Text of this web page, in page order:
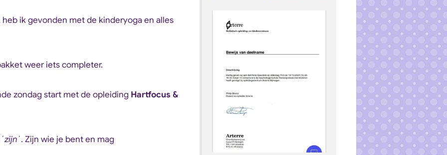
ik gevonden met de kinderyoga en alles
weer iets completer.
zondag start met de opleiding Hartfocus &
zijn´. Zijn wie je bent en mag